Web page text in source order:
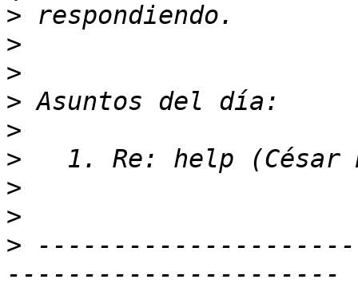
>
>
>
>
>
>
>
>
>